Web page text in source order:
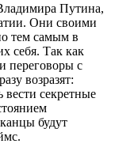
Путина,
Они своими
тем самым в
себя. Так как
переговоры с
возразят:
секретные
будут